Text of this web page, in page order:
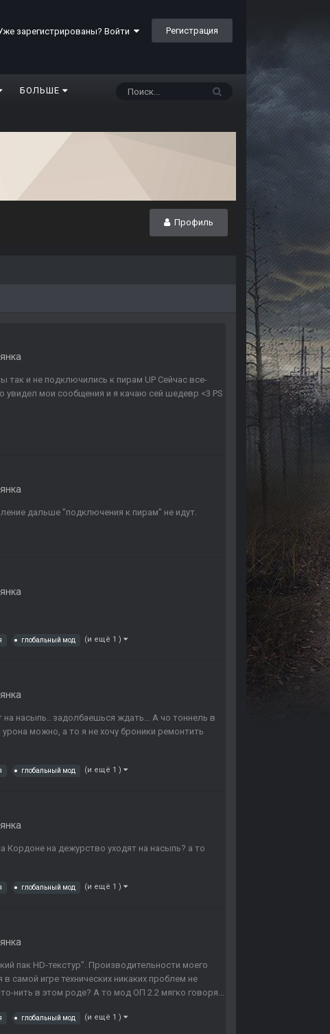
зарегистрированы? Войти Регистрация
БОЛЬШЕ
Профиль
и не подключились к пирам UP Сейчас все-
мои сообщения и я качаю сей шедевр <3 PS
дальше "подключения к пирам" не идут.
глобальный мод (и ещё 1 )
насыпь.. задолбаешься ждать... А чо тоннель в
можно, а то я не хочу броники ремонтить
глобальный мод (и ещё 1 )
Кордоне на дежурство уходят на насыпь? а то
глобальный мод (и ещё 1 )
пак HD-текстур". Производительности моего
самой игре технических никаких проблем не
нить в этом роде? А то мод ОП 2.2 мягко говоря...
глобальный мод (и ещё 1 )